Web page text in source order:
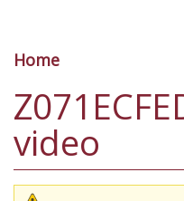
Tu sei qui
Home
video